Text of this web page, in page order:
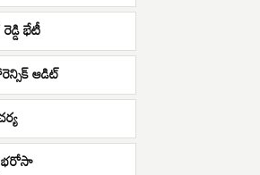
భేటీ
ఆడిట్
భరోసా